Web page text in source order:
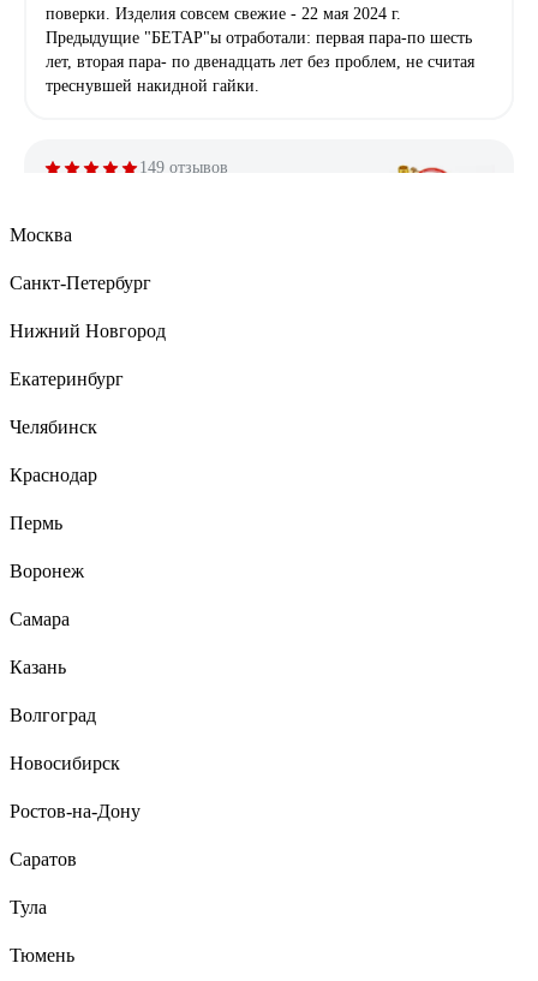
поверки. Изделия совсем свежие - 22 мая 2024 г.
Предыдущие "БЕТАР"ы отработали: первая пара-по шесть
лет, вторая пара- по двенадцать лет без проблем, не считая
треснувшей накидной гайки.
149 отзывов
Валерий К.
Работает и на горячей воде и на холодной. Надёжный бренд.
Отзыв о Valtec до +90 С, 1,5м3, 1/2", 110 мм
Алексей
«свежими» датами первоначальной поверки.
Москва
Санкт-Петербург
Нижний Новгород
Екатеринбург
Челябинск
Краснодар
Пермь
Воронеж
Самара
Казань
Волгоград
Новосибирск
Ростов-на-Дону
Саратов
Тула
Тюмень